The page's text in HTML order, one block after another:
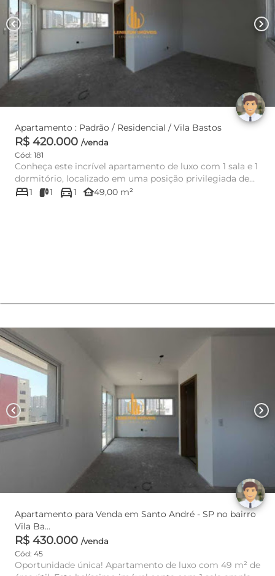
chevron_left chevron_right
Apartamento : Padrão / Residencial / Vila Bastos
R$ 420.000 /venda
Cód: 181
Conheça este incrível apartamento de luxo com 1 sala e 1
dormitório, localizado em uma posição privilegiada de
frente, ...
bed1 1 directions_car1 other_houses49,00 m²
chevron_left chevron_right
Apartamento para Venda em Santo André - SP no bairro
Vila Ba...
R$ 430.000 /venda
Cód: 45
Oportunidade única! Apartamento de luxo com 49 m² de